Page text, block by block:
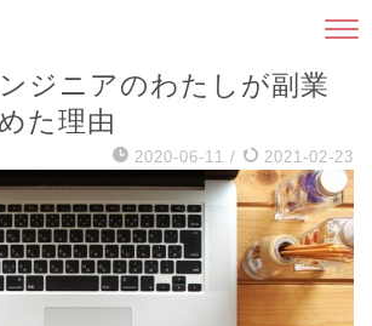
ジニアのわたしが副業
た理由
2020-06-11 / 2021-02-23